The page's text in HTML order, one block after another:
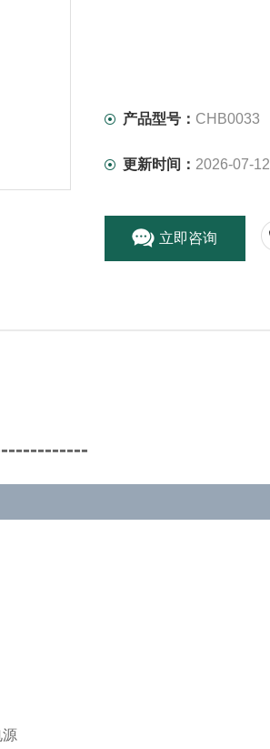
产品型号： CHB0033
更新时间： 2026-07-12
立即咨询
源